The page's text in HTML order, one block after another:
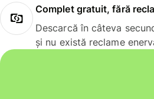
Complet gratuit, fără
Descarcă în câteva
și nu există reclame